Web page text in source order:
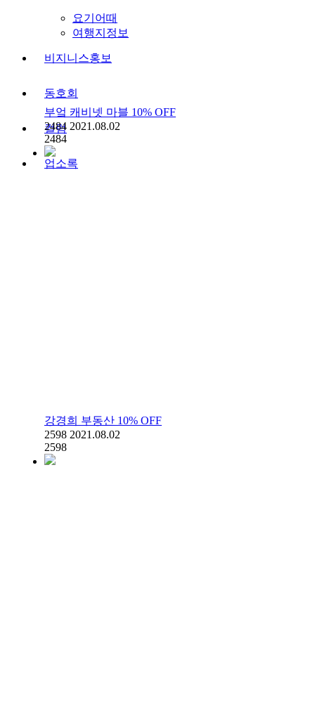
요기어때
여행지정보
비지니스홍보
동호회
컬럼
업소록
부엌 캐비넷 마블 10% OFF
2484 2021.08.02
2484
강경희 부동산 10% OFF
2598 2021.08.02
2598